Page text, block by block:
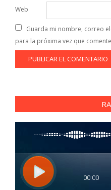
Web
Guarda mi nombre, correo
para la próxima vez que